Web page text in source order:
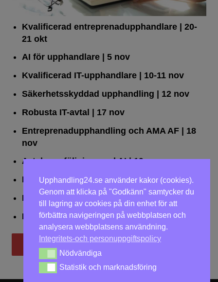
Kvalificerad entreprenad­upphandlare | 20-
21 okt
AI för upphandlare| 5 nov
Kvalificerad IT-upphandlare| 10-11 nov
Säkerhetsskyddad upphandling | 12 nov
Robusta IT-avtal | 17 nov
Entreprenadupphandling och AMA AF| 18
nov
Avtalsuppföljning med AI| 19 nov
Leda upphandlingar effektivt| 25 nov
Dialogförfaranden | 26 nov
LOU på två dagar| 2-3 dec
Till utbildningar
Upphandling24.se använder kakor (cookies).
Genom att klicka på "Godkänn" samtycker du
till lagring av cookies på din enhet för att
förbättra navigeringen på webbplatsen och
analysera webbplatsens användning.
Integritets-och personuppgiftspolicy
Nödvändiga
Nödvändiga
Statistik och marknadsföring
Statistik och marknadsföring